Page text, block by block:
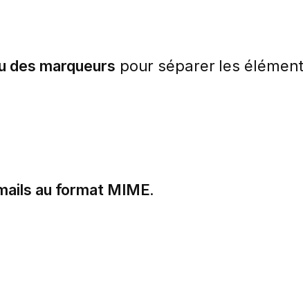
des marqueurs pour séparer les
au format MIME.